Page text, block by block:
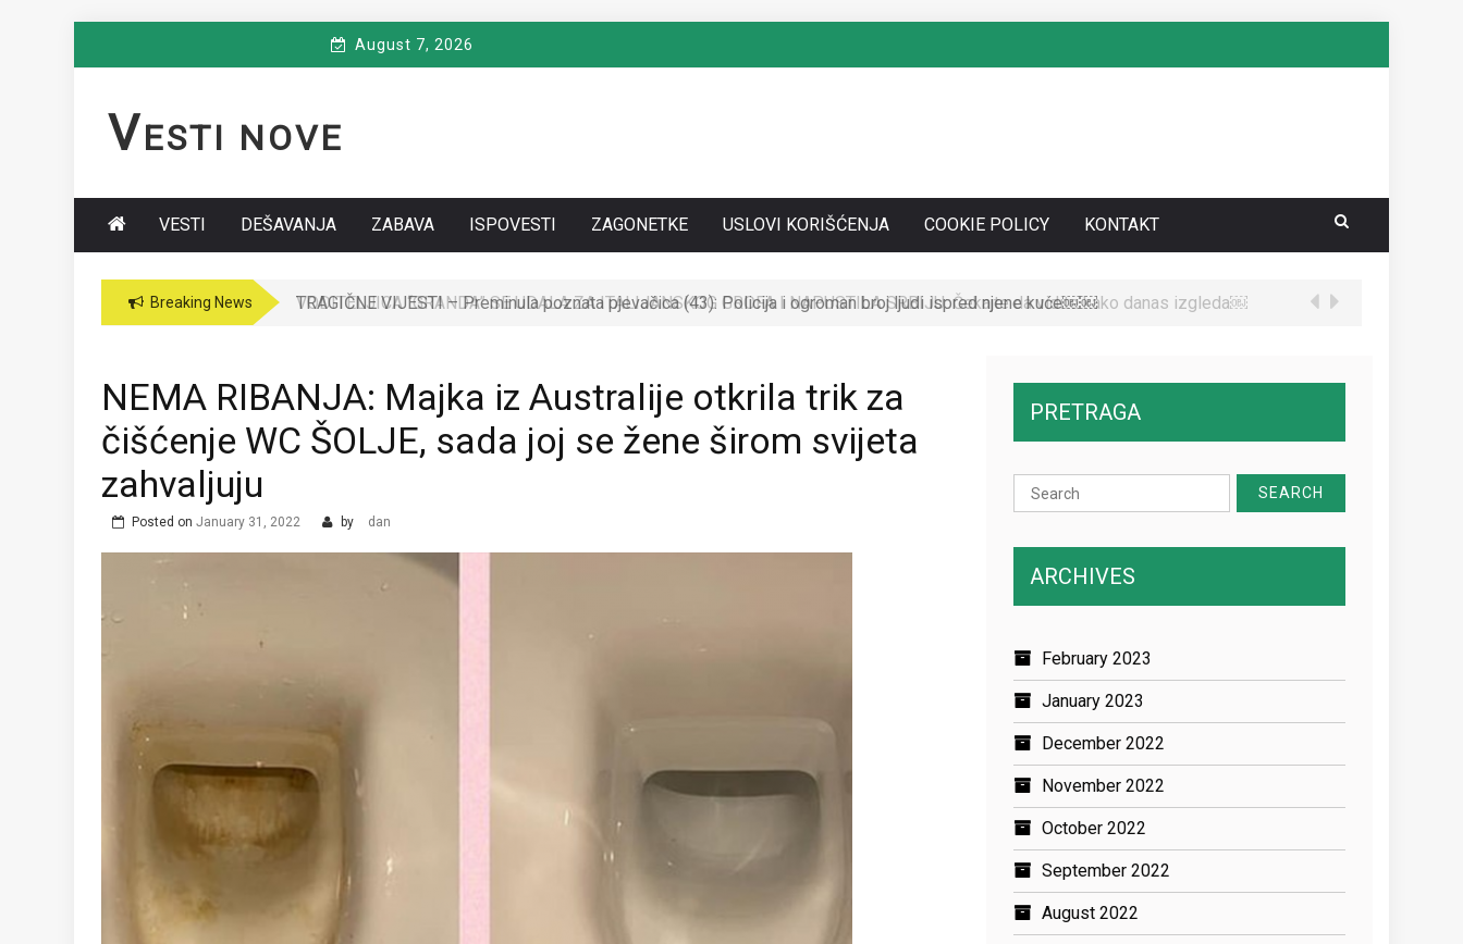
August 7, 2026
VESTI NOVE
VESTI DEŠAVANJA ZABAVA ISPOVESTI ZAGONETKE USLOVI KORIŠĆENJA COOKIE POLICY KONTAKT
Breaking News VODITELJICA “GRANDA” SE UDALA ZA ITALIJANSKOG GROFA I NAPUSTILA SRBIJU: Čekajte da vidite kako danas izgleda￼
NEMA RIBANJA: Majka iz Australije otkrila trik za
čišćenje WC ŠOLJE, sada joj se žene širom svijeta
zahvaljuju
Posted on January 31, 2022 by dan
PRETRAGA
Search
for:
ARCHIVES
February 2023
January 2023
December 2022
November 2022
October 2022
September 2022
August 2022